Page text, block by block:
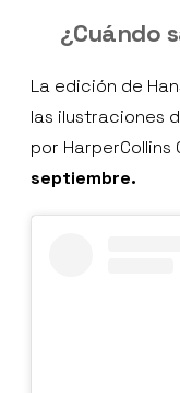
¿Cuándo
La edición de
las ilustraciones
por HarperCollins
septiembre.